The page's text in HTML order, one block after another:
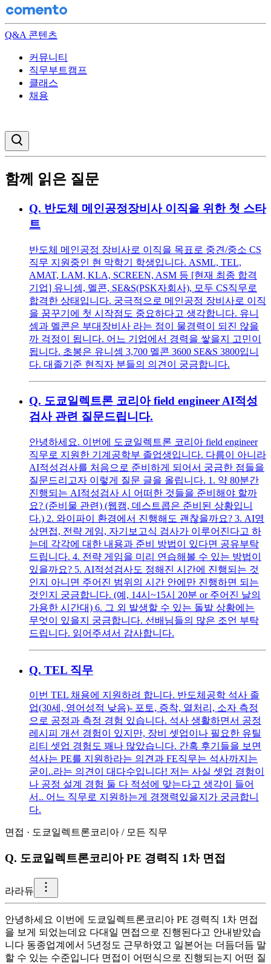
Q&A 콘텐츠
커뮤니티
직무부트캠프
클래스
채용
함께 읽은 질문
Q. 반도체 메인공정장비사 이직을 위한 첫 스타
트
반도체 메인공정 장비사로 이직을 목표로 중견/중소 CS
직무 지원중인 현 막학기 학생입니다. ASML, TEL,
AMAT, LAM, KLA, SCREEN, ASM 등 [현재 최종 합격
기업] 유니셈, 멜콘, SE&S(PSK자회사), 모두 CS직무로
합격한 상태입니다. 궁극적으로 메인공정 장비사로 이직
을 꿈꾸기에 첫 시작점도 중요하다고 생각합니다. 유니
셈과 멜콘은 부대장비사 라는 점이 물경력이 되진 않을
까 걱정이 됩니다. 어느 기업에서 경력을 쌓을지 고민이
됩니다. 초봉은 유니셈 3,700 멜콘 3600 SE&S 3800입니
다. 대졸기준 현직자 분들의 의견이 궁금합니다.
Q. 도쿄일렉트론 코리아 field engineer AI적성
검사 관련 질문드립니다.
안녕하세요. 이번에 도쿄일렉트론 코리아 field engineer
직무로 지원한 기계공학부 졸업생입니다. 다름이 아니라
AI적성검사를 처음으로 준비하게 되어서 궁금한 점들을
질문드리고자 이렇게 질문 글을 올립니다. 1. 약 80분간
진행되는 AI적성검사 시 어떠한 것들을 준비해야 할까
요? (준비물 관련) (웹캠, 데스트콥은 준비된 상황입니
다.) 2. 와이파이 환경에서 진행해도 괜찮을까요? 3. AI영
상면접, 전략 게임, 자기보고식 검사가 이루어진다고 하
는데 각각에 대한 내용과 준비 방법이 있다면 공유부탁
드립니다. 4. 전략 게임을 미리 연습해볼 수 있는 방법이
있을까요? 5. AI적성검사도 정해진 시간에 진행되는 것
인지 아니면 주어진 범위의 시간 안에만 진행하면 되는
것인지 궁금합니다. (예, 14시~15시 20분 or 주어진 날의
가용한 시간대) 6. 그 외 발생할 수 있는 돌발 상황에는
무엇이 있을지 궁금합니다. 선배님들의 많은 조언 부탁
드립니다. 읽어주셔서 감사합니다.
Q. TEL 직무
이번 TEL 채용에 지원하려 합니다. 반도체공학 석사 졸
업(30세, 영어성적 낮음)- 포토, 증착, 열처리, 소자 측정
으로 공정과 측정 경험 있습니다. 석사 생활하면서 공정
레시피 개선 경험이 있지만, 장비 셋업이나 필요한 유틸
리티 셋업 경험도 꽤나 많았습니다. 간혹 후기들을 보면
석사는 PE를 지원하라는 의견과 FE직무는 석사까지는
굳이..라는 의견이 대다수입니다! 저는 사실 셋업 경험이
나 공정 설계 경험 둘 다 적성에 맞는다고 생각이 들어
서.. 어느 직무로 지원하는게 경쟁력있을지가 궁금합니
다.
면접 · 도쿄일렉트론코리아 / 모든 직무
Q. 도쿄일렉트론코리아 PE 경력직 1차 면접
라라듀
안녕하세요 이번에 도쿄일렉트론코리아 PE 경력직 1차 면접
을 보게 되었는데요 다대일 면접으로 진행된다고 안내받았습
니다 동종업계에서 5년정도 근무하였고 일본어는 더듬더듬 말
할 수 있는 수준입니다 면접이 어떤식으로 진행되는지 어떤 질